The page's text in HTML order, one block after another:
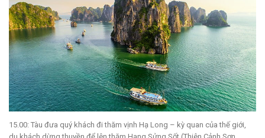
15.00: Tàu đưa quý khách đi thăm vịnh Hạ Long – kỳ quan của thế giới,